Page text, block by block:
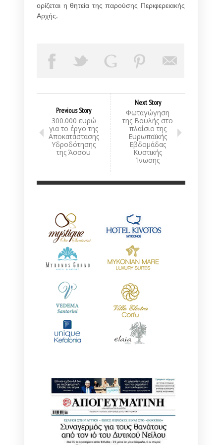
ορίζεται η θητεία της παρούσης Περιφερειακής
Αρχής.
Previous Story
300.000 ευρώ
για το έργο της
Αποκατάστασης
Υδροδότησης
της Άσσου
Next Story
Φωταγώγηση
της Βουλής στο
πλαίσιο της
Ευρωπαϊκής
Εβδομάδας
Κυστικής
Ίνωσης